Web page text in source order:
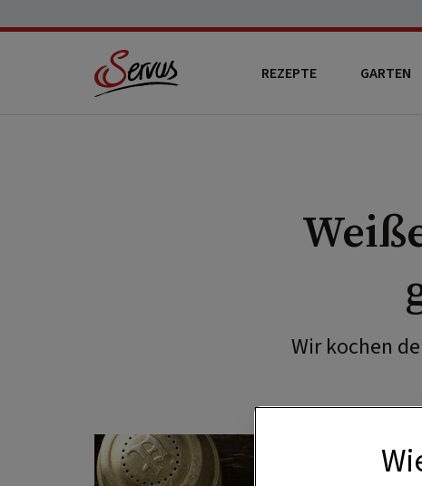
REZEPTE GARTEN
Wir kochen